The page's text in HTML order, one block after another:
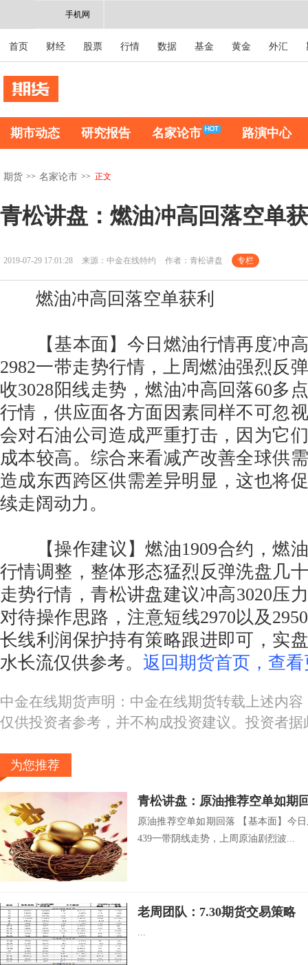
手机网
首页 财经 股票 行情 数据 基金 黄金 外汇
期市动态 研究报告 名家论市 路演中心
期货 >> 名家论市 >> 正文
青松讲盘：燃油冲高回落空单
2019-07-29 17:01:28 来源：中金在线特约 作者：青松讲盘 专栏
燃油冲高回落空单获利
【基本面】今日燃油行情再度冲高
2982一带走势行情，上周燃油强烈反
收3028阳线走势，燃油冲高回落60多
行情，供应面各方面因素同样不可忽
会对石油公司造成严重打击，因为它
成本较高。综合来看减产改善全球供
造成东西跨区供需差异明显，这也将
续走阔动力。
【操作建议】燃油1909合约，燃
行情调整，整体形态猛烈反弹洗盘几
走势行情，青松讲盘建议冲高3020压
对待操作思路，注意短线2970以及
长线利润保护持有策略跟进即可，实
水长流仅供参考。 返回期货首页，查
中金在线期货声明：中金在线期货转载上述内
仅供投资者参考，并不构成投资建议。投资者
为您推荐
青松讲盘：原油推荐空单如期
原油推荐空单如期回落 【基本面】今
439一带阴线走势，上周原油剧烈波...
老周团队：7.30期货交易策略
...